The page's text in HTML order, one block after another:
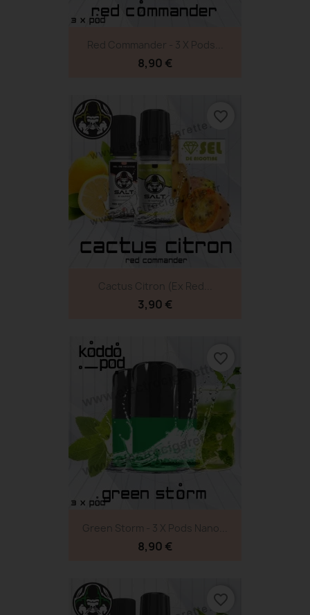
Red Commander - 3 X Pods...
8,90 €
Cactus Citron (ex Red...
3,90 €
favorite_border
Green Storm - 3 X Pods Nano...
8,90 €
favorite_border
favorite_border